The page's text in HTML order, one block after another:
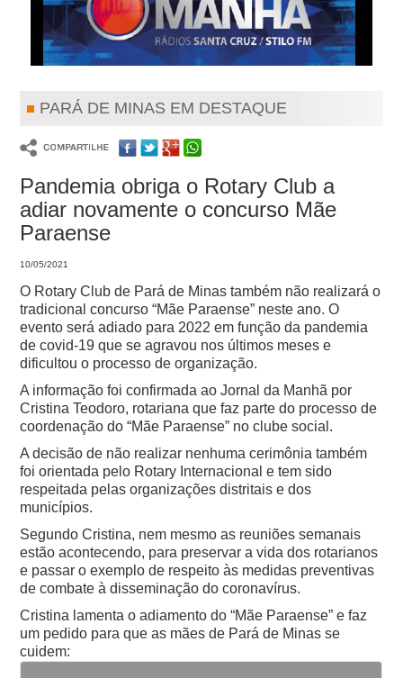
PARÁ DE MINAS EM DESTAQUE
Pandemia obriga o Rotary Club a
adiar novamente o concurso Mãe
Paraense
10/05/2021
O Rotary Club de Pará de Minas também não realizará o
tradicional concurso “Mãe Paraense” neste ano. O
evento será adiado para 2022 em função da pandemia
de covid-19 que se agravou nos últimos meses e
dificultou o processo de organização.
A informação foi confirmada ao Jornal da Manhã por
Cristina Teodoro, rotariana que faz parte do processo de
coordenação do “Mãe Paraense” no clube social.
A decisão de não realizar nenhuma cerimônia também
foi orientada pelo Rotary Internacional e tem sido
respeitada pelas organizações distritais e dos
municípios.
Segundo Cristina, nem mesmo as reuniões semanais
estão acontecendo, para preservar a vida dos rotarianos
e passar o exemplo de respeito às medidas preventivas
de combate à disseminação do coronavírus.
Cristina lamenta o adiamento do “Mãe Paraense” e faz
um pedido para que as mães de Pará de Minas se
cuidem: